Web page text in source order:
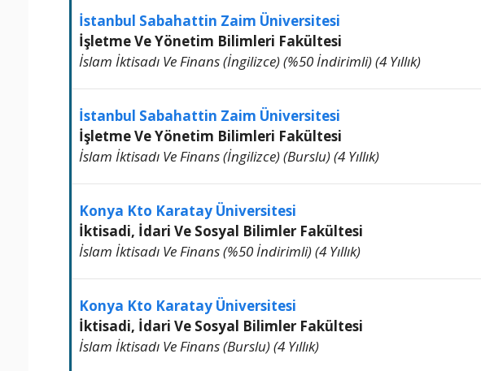
İstanbul Sabahattin Zaim Üniversitesi
İşletme Ve Yönetim Bilimleri Fakültesi
İslam İktisadı Ve Finans (İngilizce) (%50 İndirimli) (4 Yıllık)
İstanbul Sabahattin Zaim Üniversitesi
İşletme Ve Yönetim Bilimleri Fakültesi
İslam İktisadı Ve Finans (İngilizce) (Burslu) (4 Yıllık)
Konya Kto Karatay Üniversitesi
İktisadi, İdari Ve Sosyal Bilimler Fakültesi
İslam İktisadı Ve Finans (%50 İndirimli) (4 Yıllık)
Konya Kto Karatay Üniversitesi
İktisadi, İdari Ve Sosyal Bilimler Fakültesi
İslam İktisadı Ve Finans (Burslu) (4 Yıllık)